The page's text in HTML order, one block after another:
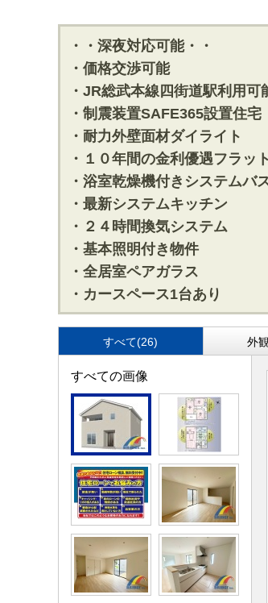
・・深夜対応可能・・
・価格交渉可能
・JR総武本線四街道駅利用可
・制震装置SAFE365設置住宅
・耐力外壁面材ダイライト
・１０年間の金利優遇フラッ
・浴室乾燥機付きシステムバ
・最新システムキッチン
・２４時間換気システム
・基本照明付き物件
・全居室ペアガラス
・カースペース1台あり
すべて(26) 外
すべての画像